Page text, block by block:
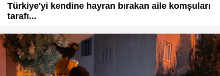
Türkiye'yi kendine hayran bırakan aile komşuları
tarafı...